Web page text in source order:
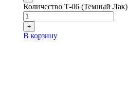
Количество Т-06 (Темный Лак)
+
В корзину